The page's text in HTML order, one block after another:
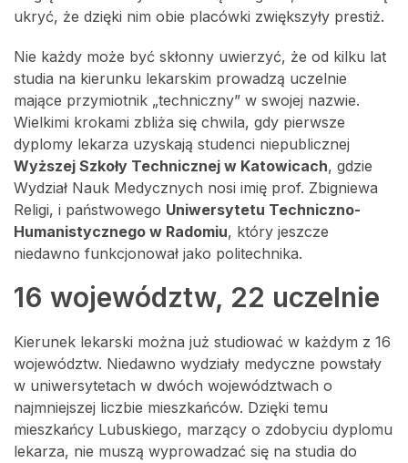
ukryć, że dzięki nim obie placówki zwiększyły prestiż.
Nie każdy może być skłonny uwierzyć, że od kilku lat
studia na kierunku lekarskim prowadzą uczelnie
mające przymiotnik „techniczny” w swojej nazwie.
Wielkimi krokami zbliża się chwila, gdy pierwsze
dyplomy lekarza uzyskają studenci niepublicznej
Wyższej Szkoły Technicznej w Katowicach, gdzie
Wydział Nauk Medycznych nosi imię prof. Zbigniewa
Religi, i państwowego Uniwersytetu Techniczno-
Humanistycznego w Radomiu, który jeszcze
niedawno funkcjonował jako politechnika.
16 województw, 22 uczelnie
Kierunek lekarski można już studiować w każdym z 16
województw. Niedawno wydziały medyczne powstały
w uniwersytetach w dwóch województwach o
najmniejszej liczbie mieszkańców. Dzięki temu
mieszkańcy Lubuskiego, marzący o zdobyciu dyplomu
lekarza, nie muszą wyprowadzać się na studia do